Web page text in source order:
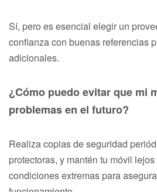
Sí, pero es esencial elegir un
confianza con buenas referencias
adicionales.
¿Cómo puedo evitar que mi
problemas en el futuro?
Realiza copias de seguridad
protectoras, y mantén tu móvil
condiciones extremas para